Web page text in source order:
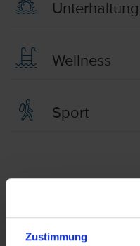
Zustimmung
Unterhaltung
Wellness
Sport
Die Reise ist im
eingeschränkter